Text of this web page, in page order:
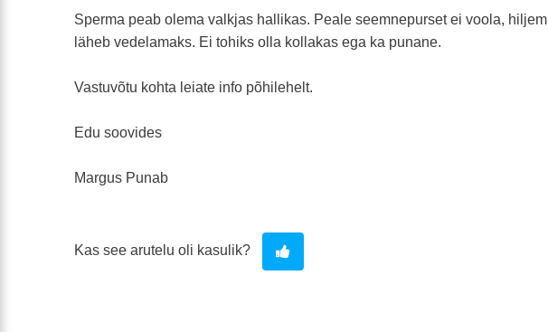
Sperma peab olema valkjas hallikas. Peale seemnepurset ei voola, hiljem
läheb vedelamaks. Ei tohiks olla kollakas ega ka punane.
Vastuvõtu kohta leiate info põhilehelt.
Edu soovides
Margus Punab
Kas see arutelu oli kasulik?